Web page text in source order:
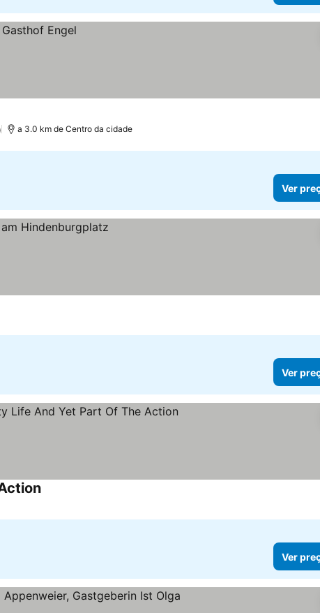
a 3.0 km de Centro da cidade
Ver
Ver
Ver